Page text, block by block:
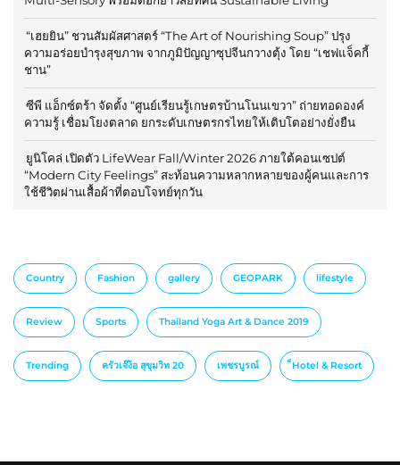
“เฮยยิน” ชวนสัมผัสศาสตร์ “The Art of Nourishing Soup” ปรุง
ความอร่อยบำรุงสุขภาพ จากภูมิปัญญาซุปจีนกวางตุ้ง โดย “เชฟแจ็คกี้
ชาน”
ซีพี แอ็กซ์ตร้า จัดตั้ง “ศูนย์เรียนรู้เกษตรบ้านโนนเขวา” ถ่ายทอดองค์
ความรู้ เชื่อมโยงตลาด ยกระดับเกษตรกรไทยให้เติบโตอย่างยั่งยืน
ยูนิโคล่ เปิดตัว LifeWear Fall/Winter 2026 ภายใต้คอนเซปต์
“Modern City Feelings” สะท้อนความหลากหลายของผู้คนและการ
ใช้ชีวิตผ่านเสื้อผ้าที่ตอบโจทย์ทุกวัน
Country Fashion gallery GEOPARK lifestyle
Review Sports Thailand Yoga Art & Dance 2019
Trending ครัวเจ๊ง้อ สุขุมวิท 20 เพชรบูรณ์ ็Hotel & Resort